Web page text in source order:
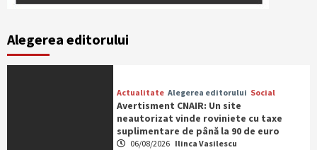
Alegerea editorului
Actualitate Alegerea editorului Social
Avertisment CNAIR: Un site
neautorizat vinde roviniete cu taxe
suplimentare de până la 90 de euro
06/08/2026 Ilinca Vasilescu